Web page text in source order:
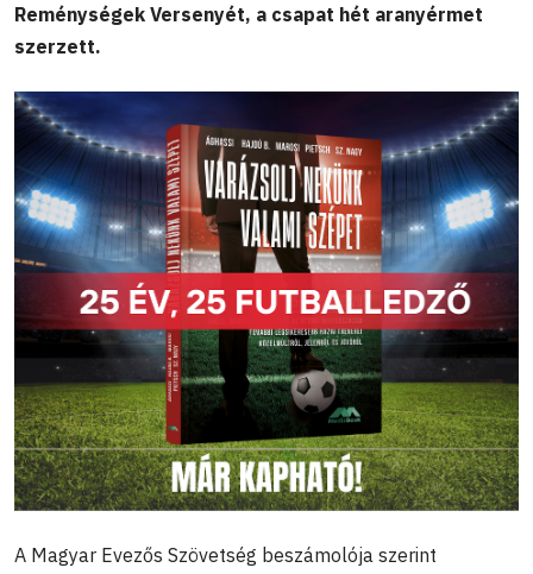
Reménységek Versenyét, a csapat hét aranyérmet
szerzett.
A Magyar Evezős Szövetség beszámolója szerint